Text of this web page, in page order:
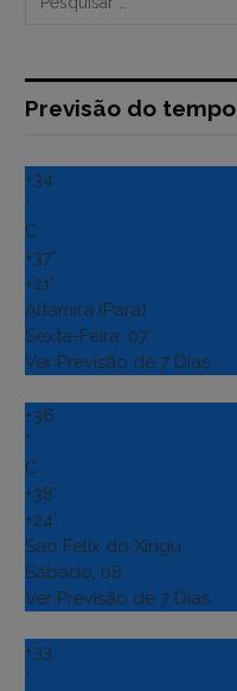
Previsão do tempo
+34
°
C
+37°
+21°
Altamira (Para)
Sexta-Feira, 07
Ver Previsão de 7 Dias
+36
°
C
+38°
+24°
Sao Felix do Xingu
Sábado, 08
Ver Previsão de 7 Dias
+33
°